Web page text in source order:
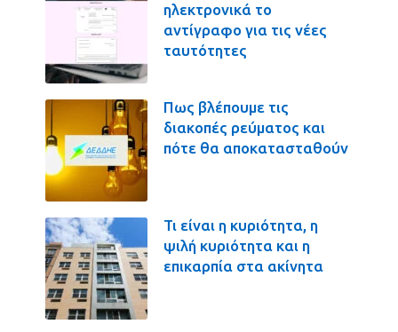
ηλεκτρονικά το
αντίγραφο για τις νέες
ταυτότητες
Πως βλέπουμε τις
διακοπές ρεύματος και
πότε θα αποκατασταθούν
Τι είναι η κυριότητα, η
ψιλή κυριότητα και η
επικαρπία στα ακίνητα